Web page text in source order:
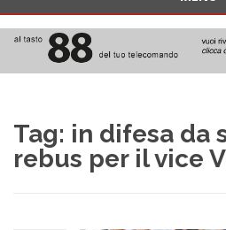
contenuto
Tag: in difesa da
rebus per il vice